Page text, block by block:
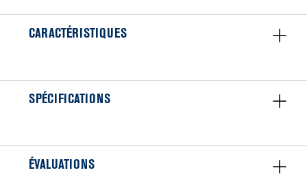
CARACTÉRISTIQUES
SPÉCIFICATIONS
ÉVALUATIONS